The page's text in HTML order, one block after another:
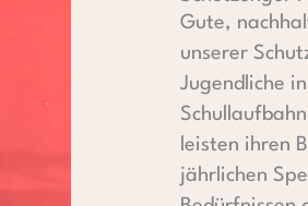
Gute,
unserer
Jugendliche
leisten ihren
jährlichen